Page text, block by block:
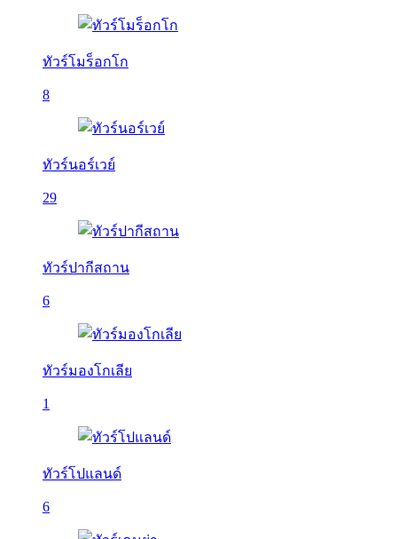
ทัวร์โมร็อกโก
8
ทัวร์นอร์เวย์
29
ทัวร์ปากีสถาน
6
ทัวร์มองโกเลีย
1
ทัวร์โปแลนด์
6